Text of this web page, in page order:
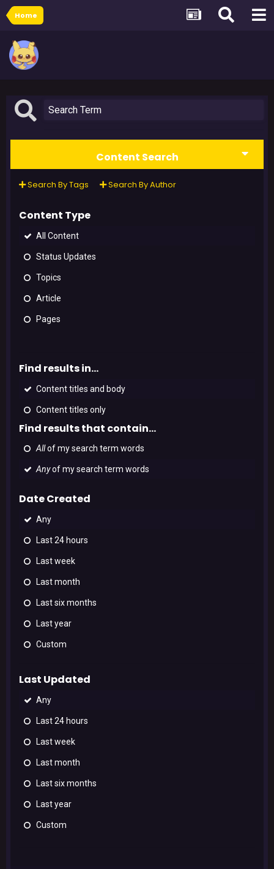
Home
Content Search
Search By Tags Search By Author
Content Type
All Content
Status Updates
Topics
Article
Pages
Find results in...
Content titles and body
Content titles only
Find results that contain...
Allof my search term words
Anyof my search term words
Date Created
Any
Last 24 hours
Last week
Last month
Last six months
Last year
Custom
Last Updated
Any
Last 24 hours
Last week
Last month
Last six months
Last year
Custom